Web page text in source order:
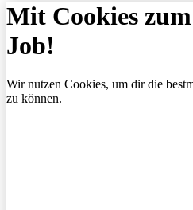
Mit Cookies
Job!
Wir nutzen Cookies, um dir die
zu können.